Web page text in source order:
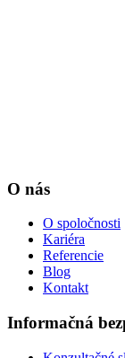
O nás
O spoločnosti
Kariéra
Referencie
Blog
Kontakt
Informačná